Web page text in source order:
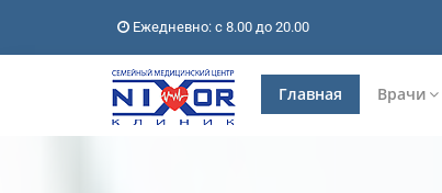
Ежедневно: с 8.00 до 20.00
Главная Врачи